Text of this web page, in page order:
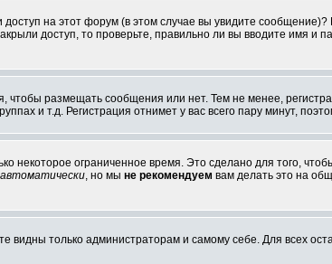
на этот форум (в этом случае вы увидите сообщение)?
доступ, то проверьте, правильно ли вы вводите имя и
чтобы размещать сообщения или нет. Тем не менее,
и т.д. Регистрация отнимет у вас всего пару минут,
некоторое ограниченное время. Это сделано для того,
, но мы не рекомендуем вам делать это на
видны только администраторам и самому себе. Для всех